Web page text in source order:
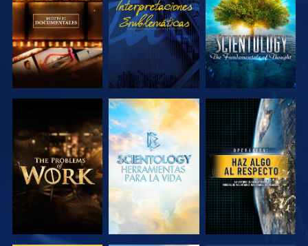
SERIES
SERIES
EXPLORA LAS
SERIES
EXPLORA LAS
SERIES
VE